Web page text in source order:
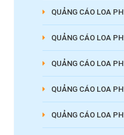
QUẢNG CÁO LOA
QUẢNG CÁO LOA
QUẢNG CÁO LOA
QUẢNG CÁO LOA
QUẢNG CÁO LOA